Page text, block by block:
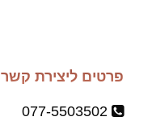
פרטים ליצירת קשר
077-5503502